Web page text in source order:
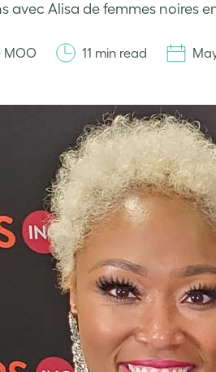
avec Alisa de femmes noires
MOO 11 min read